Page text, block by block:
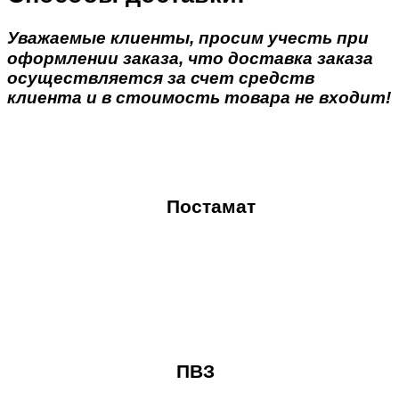
Уважаемые клиенты, просим учесть при
оформлении заказа, что доставка заказа
осуществляется за счет средств
клиента и в стоимость товара не входит!
Постамат
ПВЗ